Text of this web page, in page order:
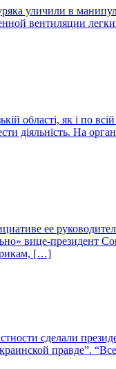
уличили в
вентиляции
області, як і по
діяльність. На
ее
вице-президент
[…]
сделали
правде”. “Все,